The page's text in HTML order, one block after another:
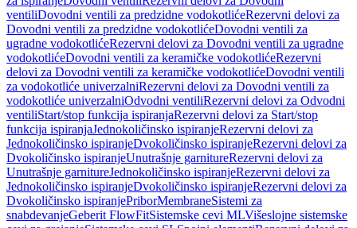
ventiliDovodni ventili za predzidne vodokotlićeRezervni delovi za
Dovodni ventili za predzidne vodokotlićeDovodni ventili za
ugradne vodokotlićeRezervni delovi za Dovodni ventili za ugradne
vodokotlićeDovodni ventili za keramičke vodokotlićeRezervni
delovi za Dovodni ventili za keramičke vodokotlićeDovodni ventili
za vodokotliće univerzalniRezervni delovi za Dovodni ventili za
vodokotliće univerzalniOdvodni ventiliRezervni delovi za Odvodni
ventiliStart/stop funkcija ispiranjaRezervni delovi za Start/stop
funkcija ispiranjaJednokoličinsko ispiranjeRezervni delovi za
Jednokoličinsko ispiranjeDvokoličinsko ispiranjeRezervni delovi za
Dvokoličinsko ispiranjeUnutrašnje garnitureRezervni delovi za
Unutrašnje garnitureJednokoličinsko ispiranjeRezervni delovi za
Jednokoličinsko ispiranjeDvokoličinsko ispiranjeRezervni delovi za
Dvokoličinsko ispiranjePriborMembraneSistemi za
snabdevanjeGeberit FlowFitSistemske cevi MLVišeslojne sistemske